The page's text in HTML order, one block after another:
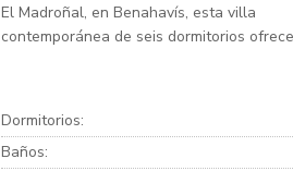
El Madroñal, en Benahavís, esta villa
contemporánea de seis dormitorios
Dormitorios:
Baños: